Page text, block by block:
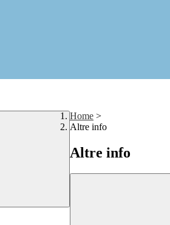
Home >
Altre info
Altre info